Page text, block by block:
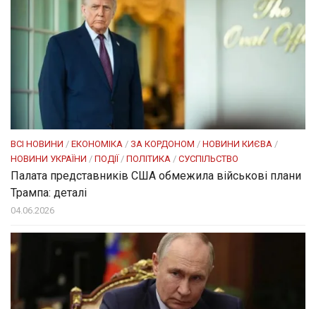
ВСІ НОВИНИ / ЕКОНОМІКА / ЗА КОРДОНОМ / НОВИНИ КИЄВА /
НОВИНИ УКРАЇНИ / ПОДІЇ / ПОЛІТИКА / СУСПІЛЬСТВО
Палата представників США обмежила військові плани
Трампа: деталі
04.06.2026